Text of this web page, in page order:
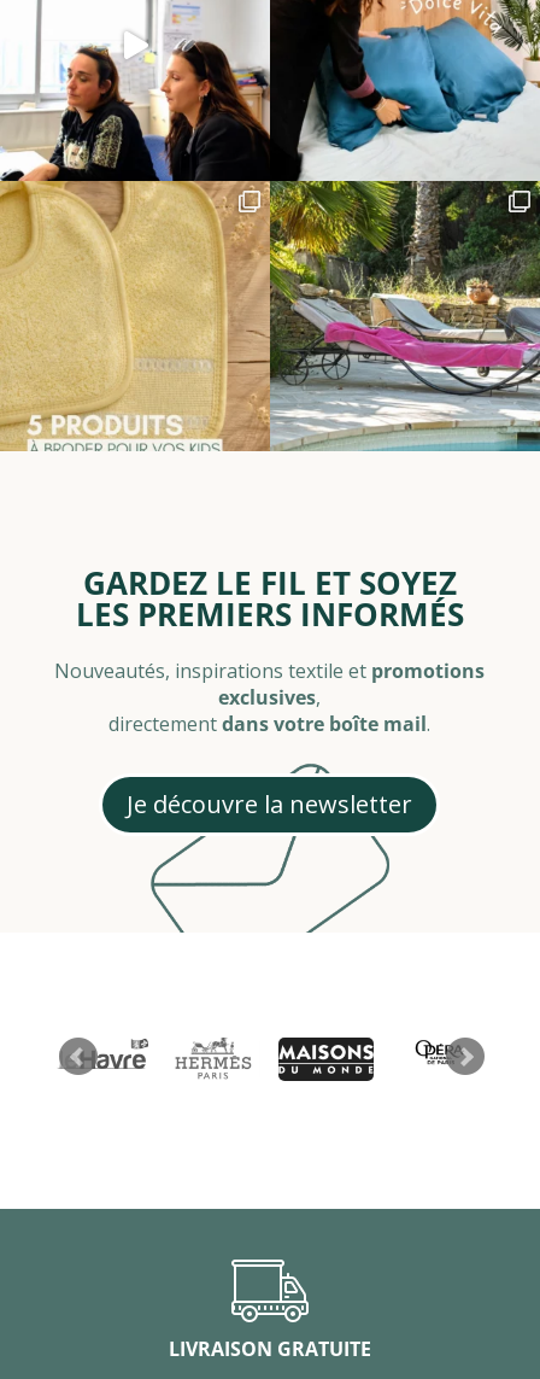
GARDEZ LE FIL ET SOYEZ
LES PREMIERS INFORMÉS
Nouveautés, inspirations textile et promotions
exclusives,
directementdans votre boîte mail.
Je découvre la newsletter
LIVRAISON GRATUITE